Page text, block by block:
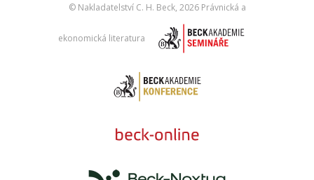
© Nakladatelství C. H. Beck, 2026 Právnická a
ekonomická literatura